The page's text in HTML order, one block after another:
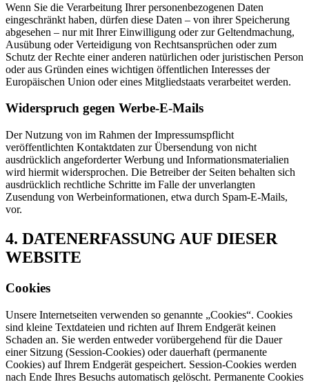
Wenn Sie die Verarbeitung Ihrer personenbezogenen Daten
eingeschränkt haben, dürfen diese Daten – von ihrer Speicherung
abgesehen – nur mit Ihrer Einwilligung oder zur Geltendmachung,
Ausübung oder Verteidigung von Rechtsansprüchen oder zum
Schutz der Rechte einer anderen natürlichen oder juristischen Person
oder aus Gründen eines wichtigen öffentlichen Interesses der
Europäischen Union oder eines Mitgliedstaats verarbeitet werden.
Widerspruch gegen Werbe-E-Mails
Der Nutzung von im Rahmen der Impressumspflicht
veröffentlichten Kontaktdaten zur Übersendung von nicht
ausdrücklich angeforderter Werbung und Informationsmaterialien
wird hiermit widersprochen. Die Betreiber der Seiten behalten sich
ausdrücklich rechtliche Schritte im Falle der unverlangten
Zusendung von Werbeinformationen, etwa durch Spam-E-Mails,
vor.
4. DATENERFASSUNG AUF DIESER
WEBSITE
Cookies
Unsere Internetseiten verwenden so genannte „Cookies“. Cookies
sind kleine Textdateien und richten auf Ihrem Endgerät keinen
Schaden an. Sie werden entweder vorübergehend für die Dauer
einer Sitzung (Session-Cookies) oder dauerhaft (permanente
Cookies) auf Ihrem Endgerät gespeichert. Session-Cookies werden
nach Ende Ihres Besuchs automatisch gelöscht. Permanente Cookies